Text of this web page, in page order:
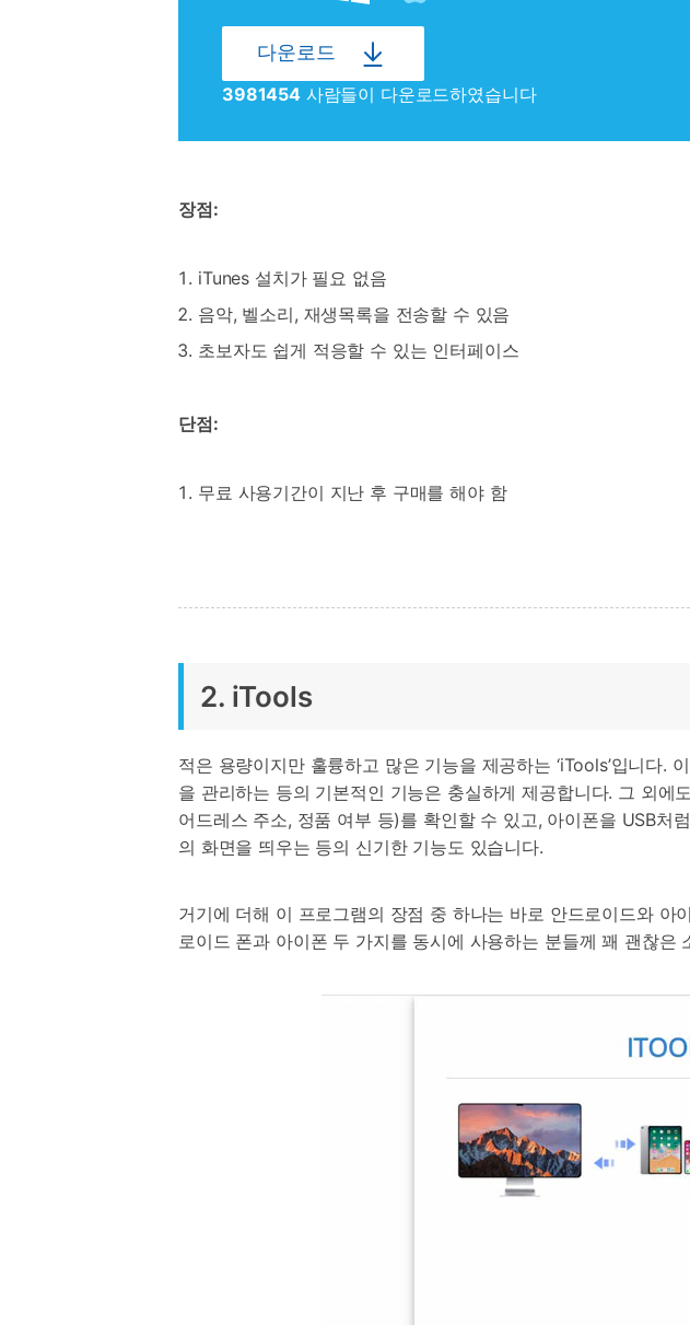
다운로드
3981454사람들이 다운로드하였습니다
장점:
iTunes 설치가 필요 없음
음악, 벨소리, 재생목록을 전송할 수 있음
초보자도 쉽게 적응할 수 있는 인터페이스
단점:
무료 사용기간이 지난 후 구매를 해야 함
2. iTools
적은 용량이지만 훌륭하고 많은 기능을 제공하는 ‘iTools’입니다.
을 관리하는 등의 기본적인 기능은 충실하게 제공합니다. 그 외
어드레스 주소, 정품 여부 등)를 확인할 수 있고, 아이폰을 USB
의 화면을 띄우는 등의 신기한 기능도 있습니다.
거기에 더해 이 프로그램의 장점 중 하나는 바로 안드로이드와
로이드 폰과 아이폰 두 가지를 동시에 사용하는 분들께 꽤 괜찮은